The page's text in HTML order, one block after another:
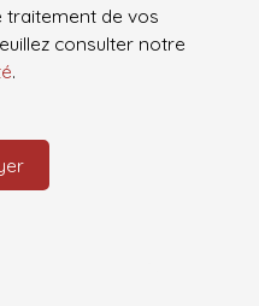
traitement de vos
consulter notre
.